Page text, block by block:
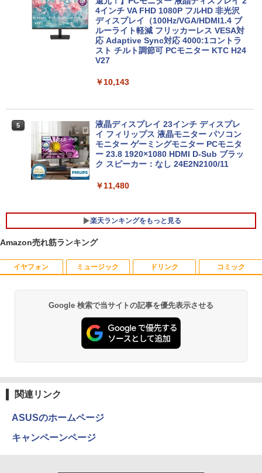
超得2,000円OFF&P2倍｜レッツノート｜
Microsoft office 2019 H&B付き｜中古
ノートパソコン Windows11 office付｜
メモリ8GB SSD256GB｜Panasonic Le
｜モバイルPC｜ノートパソコン B5サイ
MS Office 2024 H&B 搭載｜中古ノート
パソコン Windows11 Office付｜Core i5
DELL Latitude 3500｜中古パソコン 中
タイプC｜Word Excel PowerPoint
￥33,800
Win11搭載 デスクトップパソコン一体型
デスクトップ新品 Office付き 24型フルH
D液晶一体型 デスクトップパソコン Core
i7 3615MQ メモリ16GB SSD512GB US
B 3.0 無線搭載 初心者向け 初期設定済み
【週末限定999円OFF！】 最新マイクロ
ソフトオフィス2024付き microsoft offi
ce付き 中古パソコン 中古 デスクトップ
パソコン 最新オフィス 第10世代 国内メ
Pro NEC Mate MKH29B-9 Core i7 16G
￥84,000
4インチ VA FHD 1080P フルHD 非光沢
ディスプレイ（100Hz/VGA/HDMI1.4 ブ
ルーライト軽減 フリッカーレス VESA対
応 Adaptive Sync対応 4000:1コントラ
スト チルト調節可 PCモニター KTC H24
V27
￥10,143
5
液晶ディスプレイ 23インチ ディスプレ
イ フィリップス 液晶モニター パソコン
モニター ゲーミングモニター PCモニタ
ー 23.8 1920×1080 HDMI D-Sub ブラッ
ク スピーカー：なし 24E2N2100/11
￥11,480
楽天ランキングをもっと見る
1
MAZZEL 1st photobook with ZEAL [
￥4,950
されかけたがギフト『無限ガチャ』でレ
￥792
Amazon売れ筋ランキング
イヤフォン
Anker Soundcore P40i オフホワイト
￥7,990
ミュージック
BRUCE WAYNE feat. Flo Milli, ATL Jacob
[Explicit]
￥250
￥250
ドリンク
by Amazon 天然水 ラベルレス 500ml ×24本
富士山の天然水 バナジウム含有 水 ミネラル
ウォーター ペットボトル 静岡県産 500ミリリ
ットル (Smart Basic)
￥1,380
コミック
薬屋のひとりごと 17巻 (デジタル版ビッグガ
ンガンコミックス)
￥770
￥832
Google 検索で当サイトの記事を優先表示させる
関連リンク
ASUSのホームページ
キャンペーンページ